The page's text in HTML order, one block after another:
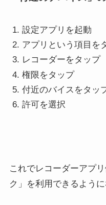
設定アプリを起動
アプリという項目を
レコーダーをタップ
権限をタップ
付近のバイスをタッ
許可を選択
これでレコーダーアプ
ク」を利用できるように